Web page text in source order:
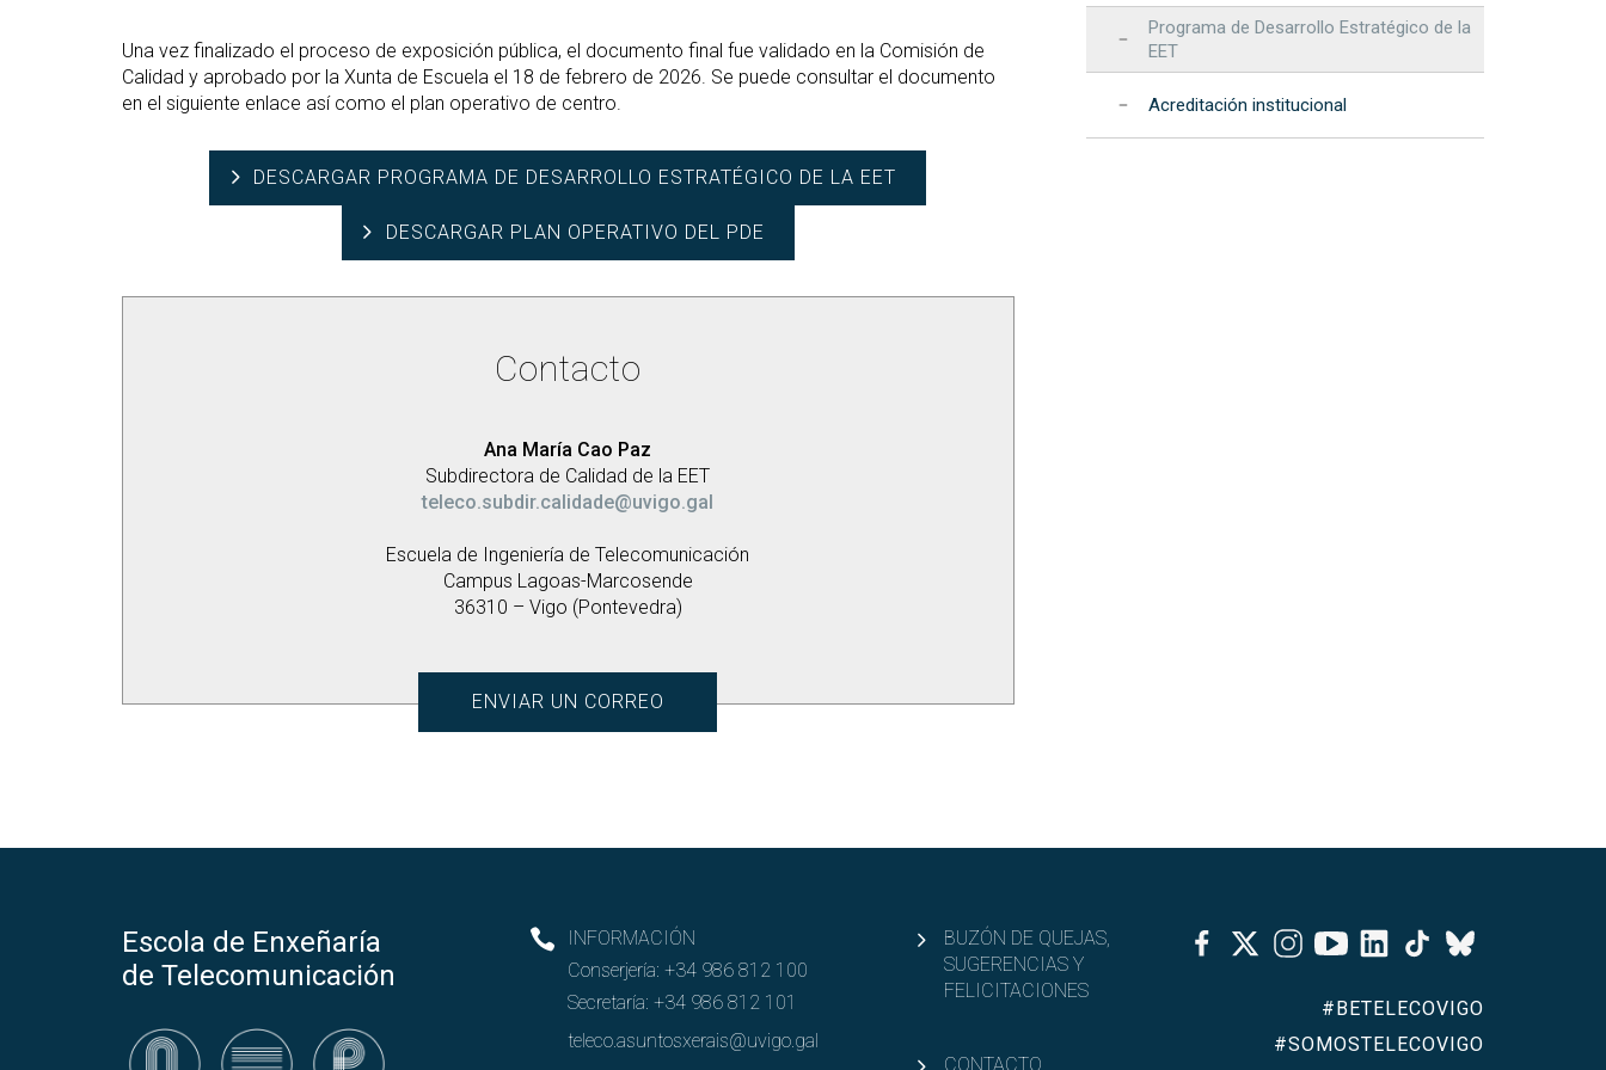
Una vez finalizado el proceso de exposición pública, el documento final fue validado en la Comisión de
Calidad y aprobado por la Xunta de Escuela el 18 de febrero de 2026. Se puede consultar el documento
en el siguiente enlace así como el plan operativo de centro.
DESCARGAR PROGRAMA DE DESARROLLO ESTRATÉGICO DE LA EET
DESCARGAR PLAN OPERATIVO DEL PDE
Contacto
Ana María Cao Paz
Subdirectora de Calidad de la EET
teleco.subdir.calidade@uvigo.gal
Escuela de Ingeniería de Telecomunicación
Campus Lagoas-Marcosende
36310 – Vigo (Pontevedra)
ENVIAR UN CORREO
Programa de Desarrollo Estratégico de la
EET
Acreditación institucional
Escola de Enxeñaría
de Telecomunicación
INFORMACIÓN
Conserjería:+34 986 812 100
Secretaría:+34 986 812 101
teleco.asuntosxerais@uvigo.gal
BUZÓN DE QUEJAS,
SUGERENCIAS Y
FELICITACIONES
CONTACTO
Facebook
TwitterInstagramYoutubeLinkedinTiktok
Bluesky
#BETELECOVIGO
#SOMOSTELECOVIGO